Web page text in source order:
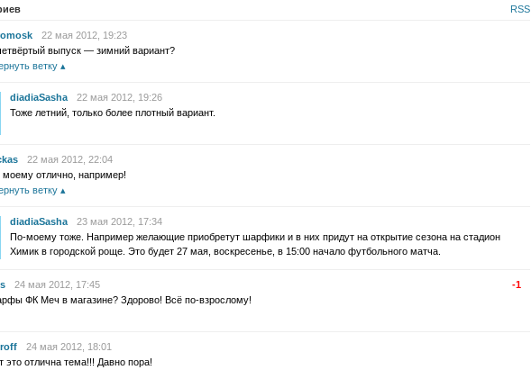
RSS
22 мая 2012, 19:23
выпуск — зимний вариант?
ветку
diadiaSasha
22 мая 2012, 19:26
Тоже летний, только более плотный вариант.
22 мая 2012, 22:04
отлично, например!
ветку
diadiaSasha
23 мая 2012, 17:34
По-моему тоже. Например желающие приобретут шарфики и в них придут на открытие сезона на стадион
Химик в городской роще. Это будет 27 мая, воскресенье, в 15:00 начало футбольного матча.
24 мая 2012, 17:45
-1
ФК Меч в магазине? Здорово! Всё по-взрослому!
24 мая 2012, 18:01
это отлична тема!!! Давно пора!